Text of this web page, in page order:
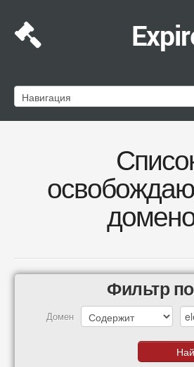
Фильтр
Домен